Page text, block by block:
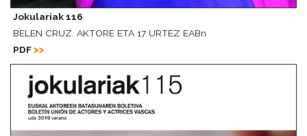
Jokulariak 116
BELEN CRUZ. AKTORE ETA 17 URTEZ EABn
PDF